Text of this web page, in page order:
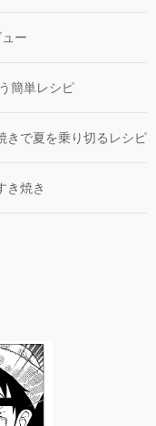
ー
簡単レシピ
きで夏を乗り切るレシピ
き焼き